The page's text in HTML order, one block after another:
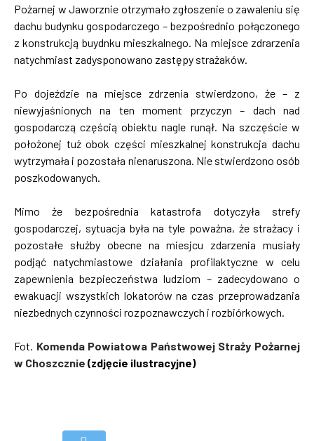
Pożarnej w Jaworznie otrzymało zgłoszenie o zawaleniu się
dachu budynku gospodarczego – bezpośrednio połączonego
z konstrukcją buydnku mieszkalnego. Na miejsce zdrarzenia
natychmiast zadysponowano zastępy strażaków.
Po dojeździe na miejsce zdrzenia stwierdzono, że – z
niewyjaśnionych na ten moment przyczyn – dach nad
gospodarczą częścią obiektu nagle runął. Na szczęście w
położonej tuż obok części mieszkalnej konstrukcja dachu
wytrzymała i pozostała nienaruszona. Nie stwierdzono osób
poszkodowanych.
Mimo że bezpośrednia katastrofa dotyczyła strefy
gospodarczej, sytuacja była na tyle poważna, że strażacy i
pozostałe służby obecne na miesjcu zdarzenia musiały
podjąć natychmiastowe działania profilaktyczne w celu
zapewnienia bezpieczeństwa ludziom – zadecydowano o
ewakuacji wszystkich lokatorów na czas przeprowadzania
niezbednych czynności rozpoznawczych i rozbiórkowych.
Fot. Komenda Powiatowa Państwowej Straży Pożarnej
w Choszcznie (zdjęcie ilustracyjne)